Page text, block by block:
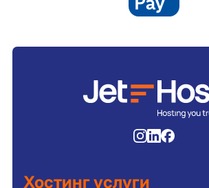
Хостинг услуги